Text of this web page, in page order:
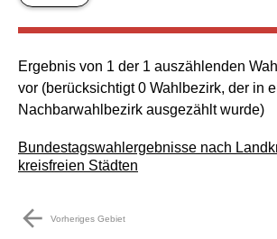
Ergebnis von 1 der 1 auszählenden
vor (berücksichtigt 0 Wahlbezirk, der in
Nachbarwahlbezirk ausgezählt wurde)
Bundestagswahlergebnisse nach
kreisfreien Städten
arrow_back Vorheriges Gebiet